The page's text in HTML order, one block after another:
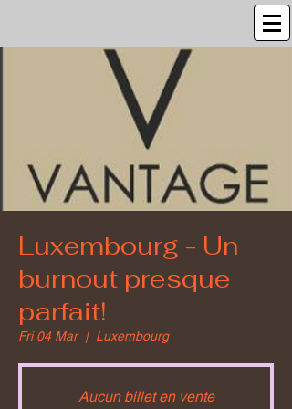
Luxembourg - Un
burnout presque
parfait!
Fri 04 Mar
  |
Luxembourg
Aucun billet en vente